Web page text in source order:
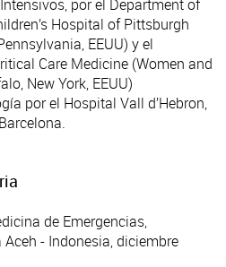
por el Department of
Hospital of Pittsburgh
EEUU) y el
Care Medicine (Women and
New York, EEUU)
por el Hospital Vall d’Hebron,
de Emergencias,
- Indonesia, diciembre